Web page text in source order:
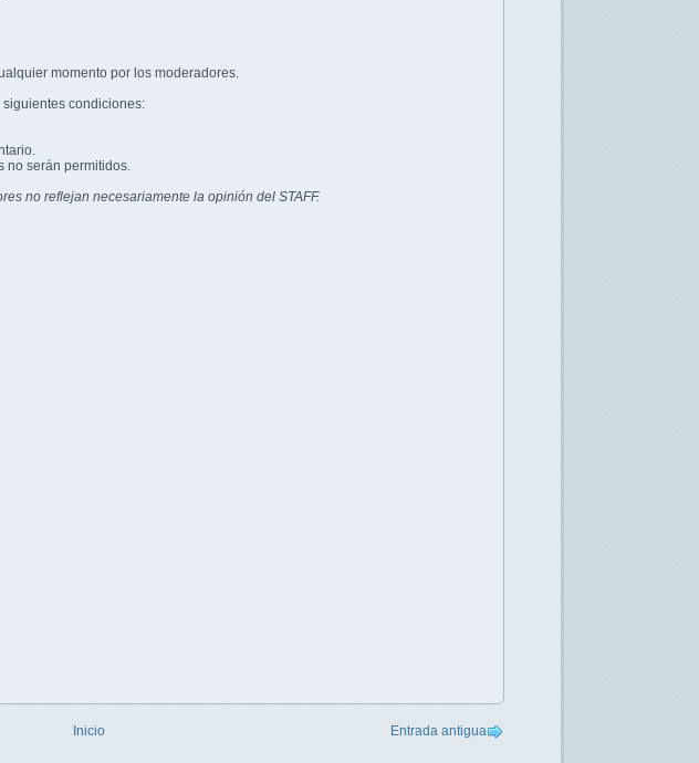
momento por los moderadores.
condiciones:
no serán permitidos.
no reflejan necesariamente la opinión del STAFF.
Entrada antigua
Inicio